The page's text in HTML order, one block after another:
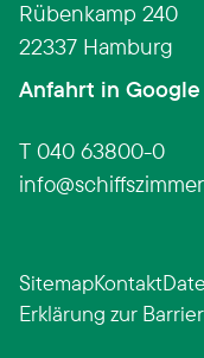
Rübenkamp 240
22337 Hamburg
Anfahrt in Google
T 040 63800-0
info
SitemapKontakt
Erklärung zur